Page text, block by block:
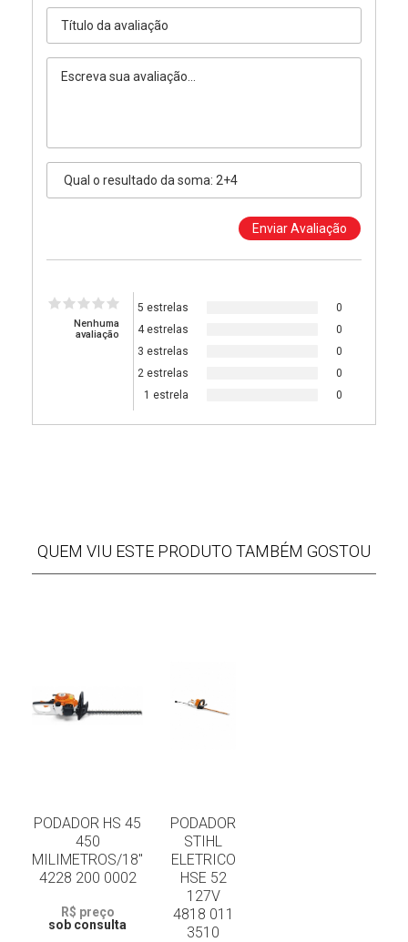
Nenhuma
avaliação
5 estrelas
0
4 estrelas
0
3 estrelas
0
2 estrelas
0
1 estrela
0
QUEM VIU ESTE PRODUTO TAMBÉM GOSTOU
PODADOR HS 45
450
MILIMETROS/18"
4228 200 0002
R$ preço
sob consulta
PODADOR
STIHL
ELETRICO
HSE 52
127V
4818 011
3510